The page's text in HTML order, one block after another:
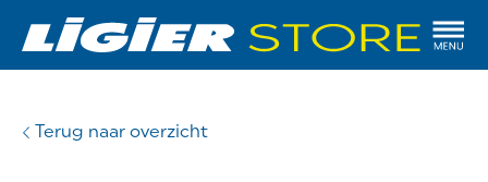
Terug naar overzicht